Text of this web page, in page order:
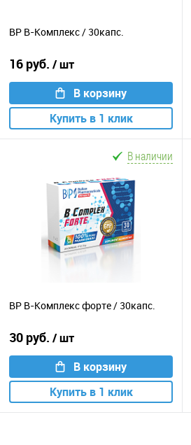
BP В-Комплекс / 30капс.
16 руб. / шт
В корзину
Купить в 1 клик
В наличии
BP В-Комплекс форте / 30капс.
30 руб. / шт
В корзину
Купить в 1 клик